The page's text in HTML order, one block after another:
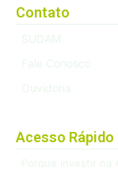
Contato
Acesso Rápido